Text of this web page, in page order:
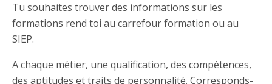
Tu souhaites trouver des informations sur les
formations rend toi au carrefour formation ou au
SIEP.
A chaque métier, une qualification, des compétences,
des aptitudes et traits de personnalité. Corresponds-